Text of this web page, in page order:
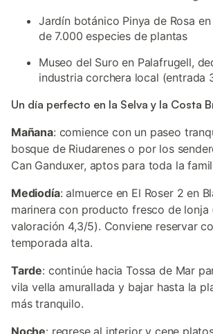
Jardín botánico Pinya de Rosa
de 7.000 especies de plantas
Museo del Suro en Palafrugell,
industria corchera local (entrada
Un día perfecto en la Selva y la Costa
Mañana: comience con un paseo
bosque de Riudarenes o por los
Can Ganduxer, aptos para toda la
Mediodía: almuerce en El Roser 2 en
marinera con producto fresco de lonja
valoración 4,3/5). Conviene reservar
temporada alta.
Tarde: continúe hacia Tossa de Mar
vila vella amurallada y bajar hasta la
más tranquilo.
Noche: regrese al interior y cene